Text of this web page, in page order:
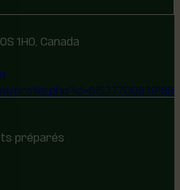
1H0, Canada
profile.php?id=61577700879188
préparés